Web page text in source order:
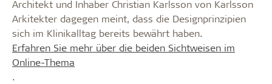
Architekt und Inhaber Christian Karlsson von Karlsson
Arkitekter dagegen meint, dass die Designprinzipien
sich im Klinikalltag bereits bewährt haben.
Erfahren Sie mehr über die beiden Sichtweisen im
Online-Thema
.